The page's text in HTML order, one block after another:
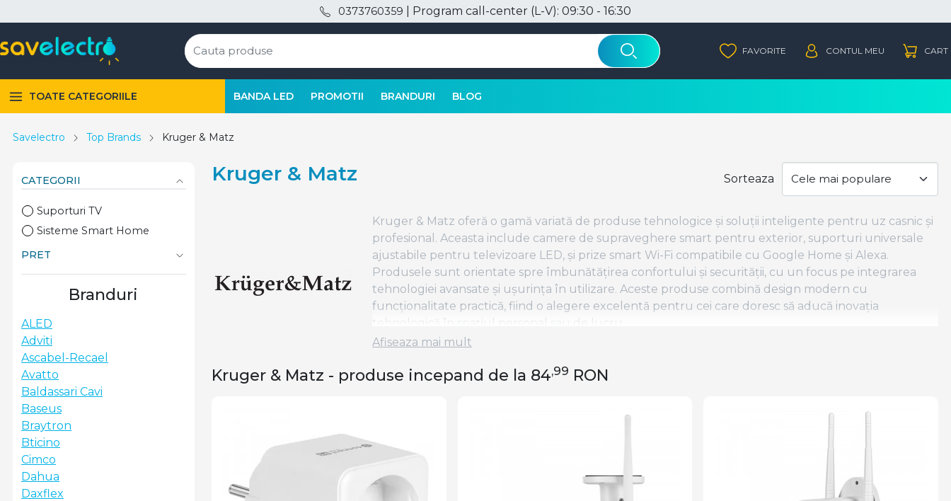
0373760359 | Program call-center (L-V): 09:30 - 16:30
TOATE CATEGORIILE BANDA LED PROMOTII BRANDURI BLOG
Savelectro Top Brands Kruger & Matz
CATEGORII
Suporturi TV
Sisteme Smart Home
PRET
Branduri
ALED
Adviti
Ascabel-Recael
Avatto
Baldassari Cavi
Baseus
Braytron
Bticino
Cimco
Dahua
Daxflex
Kruger & Matz Sorteaza
Kruger & Matz oferă o gamă variată de produse tehnologice și soluții inteligente pentru uz casnic și
profesional. Aceasta include camere de supraveghere smart pentru exterior, suporturi universale
ajustabile pentru televizoare LED, și prize smart Wi-Fi compatibile cu Google Home și Alexa.
Produsele sunt orientate spre îmbunătățirea confortului și securității, cu un focus pe integrarea
tehnologiei avansate și ușurința în utilizare. Aceste produse combină design modern cu
funcționalitate practică, fiind o alegere excelentă pentru cei care doresc să aducă inovația
tehnologică în spațiul personal sau de lucru.
Afiseaza mai mult
Kruger & Matz - produse incepand de la 84,99 RON